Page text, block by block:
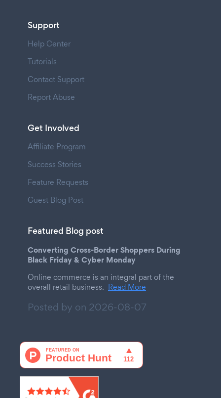
Support
Help Center
Tutorials
Contact Support
Report Abuse
Get Involved
Affiliate Program
Success Stories
Feature Requests
Guest Blog Post
Featured Blog post
Converting Cross-Border Shoppers During
Black Friday & Cyber Monday
Online commerce is an integral part of the
overall retail business. Read More
Posted by on 2026-08-07